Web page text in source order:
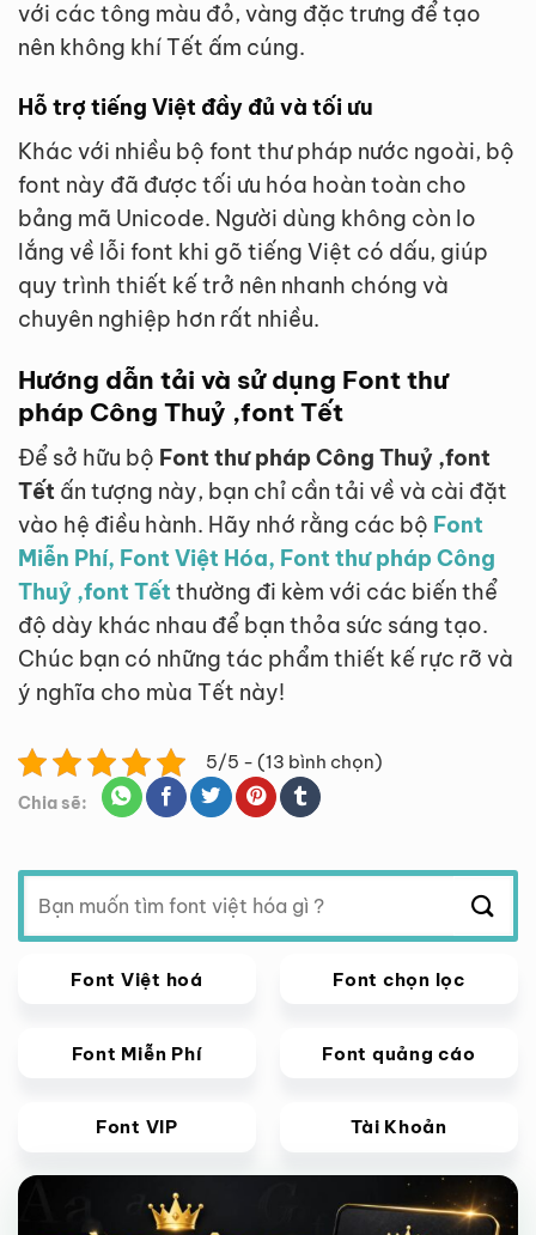
với các tông màu đỏ, vàng đặc trưng để tạo
nên không khí Tết ấm cúng.
Hỗ trợ tiếng Việt đầy đủ và tối ưu
Khác với nhiều bộ font thư pháp nước ngoài, bộ
font này đã được tối ưu hóa hoàn toàn cho
bảng mã Unicode. Người dùng không còn lo
lắng về lỗi font khi gõ tiếng Việt có dấu, giúp
quy trình thiết kế trở nên nhanh chóng và
chuyên nghiệp hơn rất nhiều.
Hướng dẫn tải và sử dụng Font thư
pháp Công Thuỷ ,font Tết
Để sở hữu bộ Font thư pháp Công Thuỷ ,font
Tết ấn tượng này, bạn chỉ cần tải về và cài đặt
vào hệ điều hành. Hãy nhớ rằng các bộ Font
Miễn Phí, Font Việt Hóa, Font thư pháp Công
Thuỷ ,font Tết thường đi kèm với các biến thể
độ dày khác nhau để bạn thỏa sức sáng tạo.
Chúc bạn có những tác phẩm thiết kế rực rỡ và
ý nghĩa cho mùa Tết này!
5/5 - (13 bình chọn)
Chia sẽ:
Tìm
kiếm:
Font Việt hoá Font chọn lọc
Font Miễn Phí Font quảng cáo
Font VIP Tài Khoản
Giảm giá!